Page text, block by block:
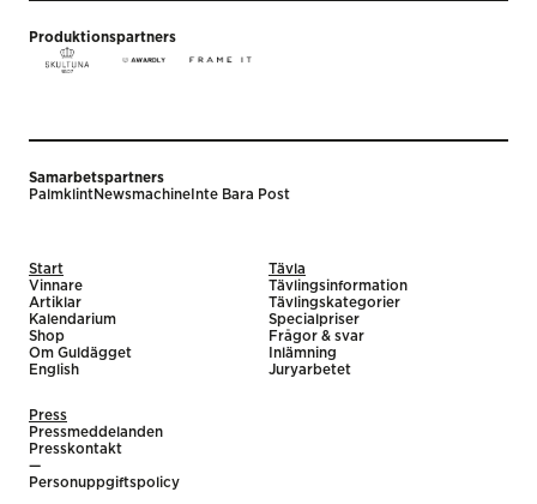
Produktionspartners
Samarbetspartners
PalmklintNewsmachine Inte Bara Post
Start
Vinnare
Artiklar
Kalendarium
Shop
Om Guldägget
English
Tävla
Tävlingsinformation
Tävlingskategorier
Specialpriser
Frågor & svar
Inlämning
Juryarbetet
Press
Pressmeddelanden
Presskontakt
—
Personuppgiftspolicy